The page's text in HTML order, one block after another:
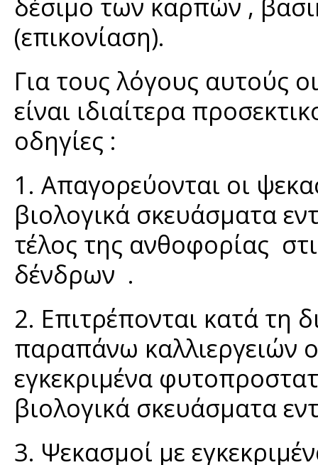
δέσιμο των καρπών ,
(επικονίαση).
Για τους λόγους αυτούς
είναι ιδιαίτερα
οδηγίες :
1. Απαγορεύονται οι
βιολογικά σκευάσματα
τέλος της ανθοφορίας
δένδρων .
2. Επιτρέπονται κατά τη
παραπάνω καλλιεργειών
εγκεκριμένα
βιολογικά σκευάσματα
3. Ψεκασμοί με